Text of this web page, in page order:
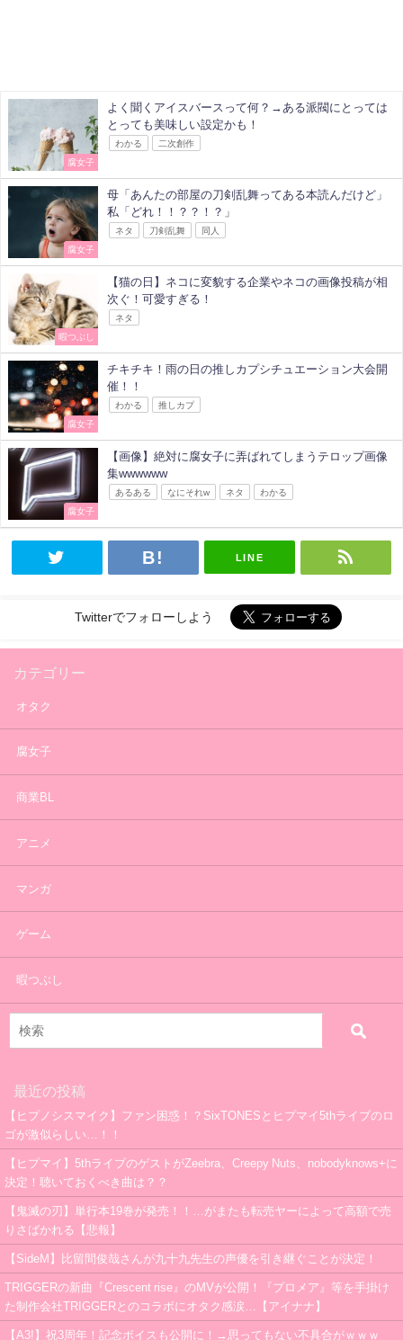
腐女子
よく聞くアイスバースって何？→ある派閥にとっては
とっても美味しい設定かも！
わかる 二次創作
腐女子
母「あんたの部屋の刀剣乱舞ってある本読んだけど」
私「どれ！！？？！？」
ネタ 刀剣乱舞 同人
暇つぶし
【猫の日】ネコに変貌する企業やネコの画像投稿が相
次ぐ！可愛すぎる！
ネタ
腐女子
チキチキ！雨の日の推しカプシチュエーション大会開
催！！
わかる 推しカプ
腐女子
【画像】絶対に腐女子に弄ばれてしまうテロップ画像
集wwwwww
あるある なにそれw ネタ わかる
LINE
Twitterでフォローしよう
カテゴリー
オタク
腐女子
商業BL
アニメ
マンガ
ゲーム
暇つぶし
最近の投稿
【ヒプノシスマイク】ファン困惑！？SixTONESとヒプマイ5thライブのロ
ゴが激似らしい…！！
【ヒプマイ】5thライブのゲストがZeebra、Creepy Nuts、nobodyknows+に
決定！聴いておくべき曲は？？
【鬼滅の刃】単行本19巻が発売！！…がまたも転売ヤーによって高額で売
りさばかれる【悲報】
【SideM】比留間俊哉さんが九十九先生の声優を引き継ぐことが決定！
TRIGGERの新曲『Crescent rise』のMVが公開！『プロメア』等を手掛け
た制作会社TRIGGERとのコラボにオタク感涙…【アイナナ】
【A3!】祝3周年！記念ボイスも公開に！→思ってもない不具合がｗｗｗ